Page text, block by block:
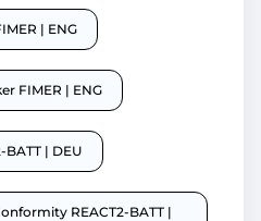
| ENG
FIMER | ENG
| DEU
REACT2-BATT |